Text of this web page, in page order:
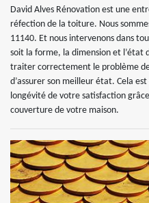
David Alves Rénovation est une
réfection de la toiture. Nous
11140. Et nous intervenons dans
soit la forme, la dimension et l’état
traiter correctement le problème
d’assurer son meilleur état. Cela
longévité de votre satisfaction
couverture de votre maison.